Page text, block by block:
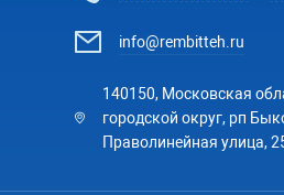
info@rembitteh.ru
140150, Московская
городской округ, рп
Праволинейная улица,